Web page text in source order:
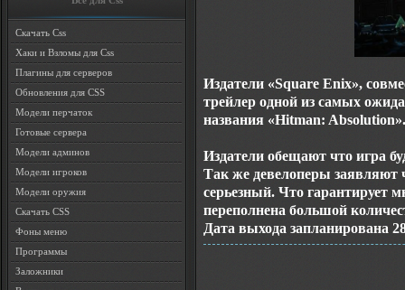
Скачать Css
Хаки и Взломы для Css
Плагины для серверов
Обновления для CSS
Модели перчаток
Готовые сервера
Модели админов
Модели игроков
Модели оружия
Скачать CSS
Фоны меню
Программы
Заложники
Издатели «Square Enix»,
трейлер одной из самых
названия «Hitman: Absolution».
Издатели обещают что игра
Так же девелоперы заявляют
серьезный. Что гарантирует
переполнена большой
Дата выхода запланирована